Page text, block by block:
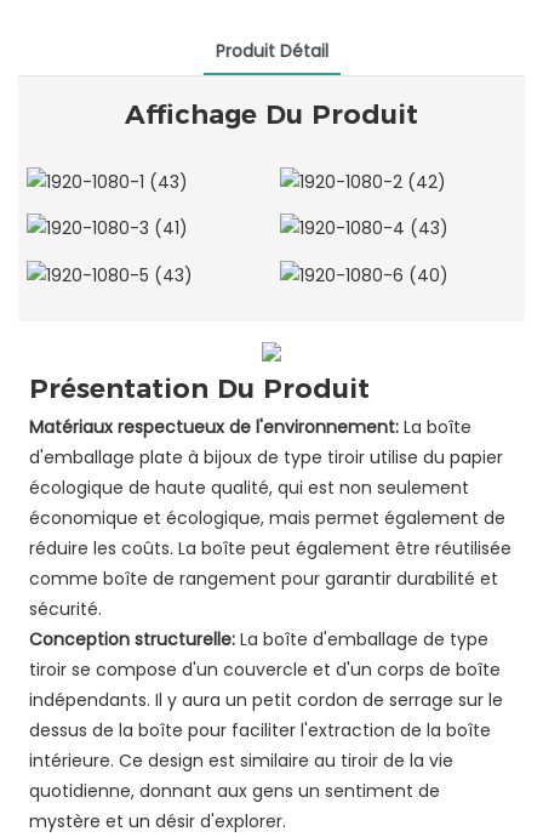
Produit Détail
Affichage Du Produit
Présentation Du Produit
Matériaux respectueux de l'environnement: La boîte
d'emballage plate à bijoux de type tiroir utilise du papier
écologique de haute qualité, qui est non seulement
économique et écologique, mais permet également de
réduire les coûts. La boîte peut également être réutilisée
comme boîte de rangement pour garantir durabilité et
sécurité.
Conception structurelle: La boîte d'emballage de type
tiroir se compose d'un couvercle et d'un corps de boîte
indépendants. Il y aura un petit cordon de serrage sur le
dessus de la boîte pour faciliter l'extraction de la boîte
intérieure. Ce design est similaire au tiroir de la vie
quotidienne, donnant aux gens un sentiment de
mystère et un désir d'explorer.